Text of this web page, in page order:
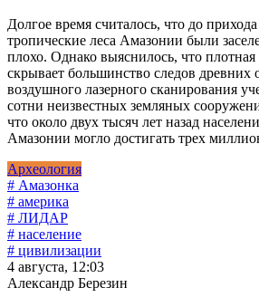
Долгое время считалось, что до
тропические леса Амазонии были
плохо. Однако выяснилось, что плотная
скрывает большинство следов
воздушного лазерного сканирования
сотни неизвестных земляных
что около двух тысяч лет назад
Амазонии могло достигать трех
Археология
# Амазонка
# америка
# ЛИДАР
# население
# цивилизации
4 августа, 12:03
Александр Березин